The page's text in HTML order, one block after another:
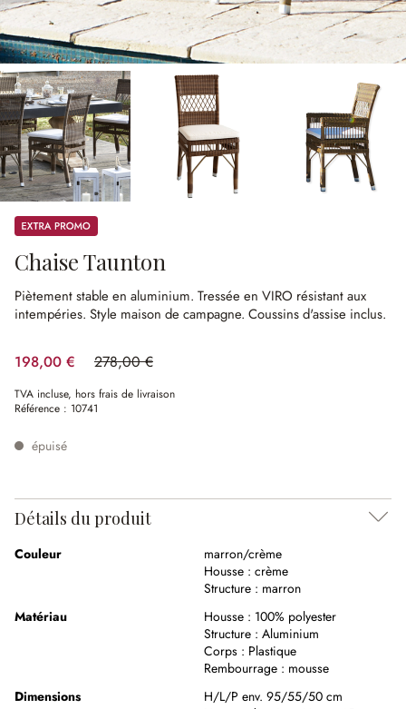
Promos
Chaise Taunton
Piètement stable en aluminium. Tressée en VIRO résistant aux
intempéries. Style maison de campagne. Coussins d'assise inclus.
198,00 € 278,00 €
(28.78%spared)
TVA incluse, hors frais de livraison
Référence : 10741
épuisé
Détails du produit
Couleur
marron/crème
Housse : crème
Structure : marron
Matériau
Housse : 100% polyester
Structure : Aluminium
Corps : Plastique
Rembourrage : mousse
Dimensions
H/L/P env. 95/55/50 cm